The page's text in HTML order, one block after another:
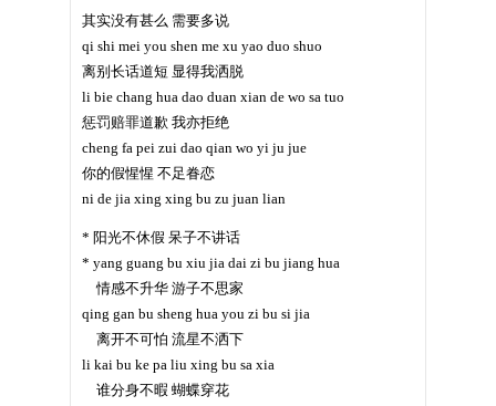
其实没有甚么 需要多说
qi shi mei you shen me xu yao duo shuo
离别长话道短 显得我洒脱
li bie chang hua dao duan xian de wo sa tuo
惩罚赔罪道歉 我亦拒绝
cheng fa pei zui dao qian wo yi ju jue
你的假惺惺 不足眷恋
ni de jia xing xing bu zu juan lian
* 阳光不休假 呆子不讲话
* yang guang bu xiu jia dai zi bu jiang hua
情感不升华 游子不思家
qing gan bu sheng hua you zi bu si jia
离开不可怕 流星不洒下
li kai bu ke pa liu xing bu sa xia
谁分身不暇 蝴蝶穿花